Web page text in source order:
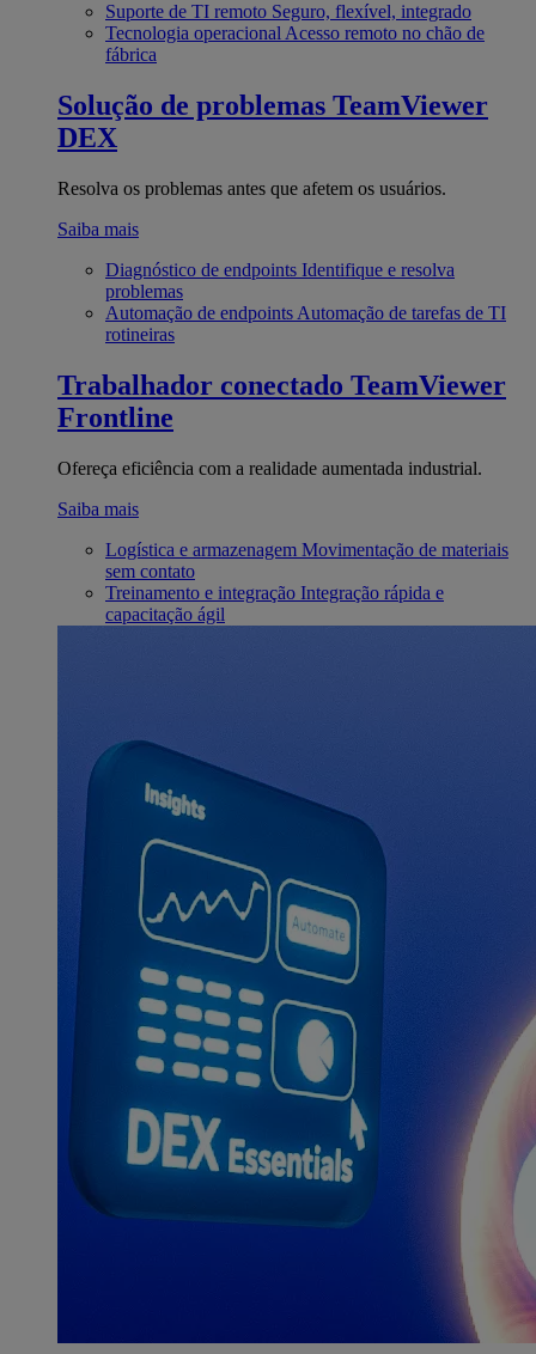
Suporte de TI remoto Seguro, flexível, integrado
Tecnologia operacional Acesso remoto no chão de
fábrica
Solução de problemas TeamViewer
DEX
Resolva os problemas antes que afetem os usuários.
Saiba mais
Diagnóstico de endpoints Identifique e resolva
problemas
Automação de endpoints Automação de tarefas de TI
rotineiras
Trabalhador conectado TeamViewer
Frontline
Ofereça eficiência com a realidade aumentada industrial.
Saiba mais
Logística e armazenagem Movimentação de materiais
sem contato
Treinamento e integração Integração rápida e
capacitação ágil